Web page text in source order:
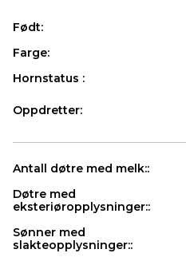
Født:
Farge:
Hornstatus :
Oppdretter:
Antall døtre med melk::
Døtre med
eksteriøropplysninger::
Sønner med
slakteopplysninger::